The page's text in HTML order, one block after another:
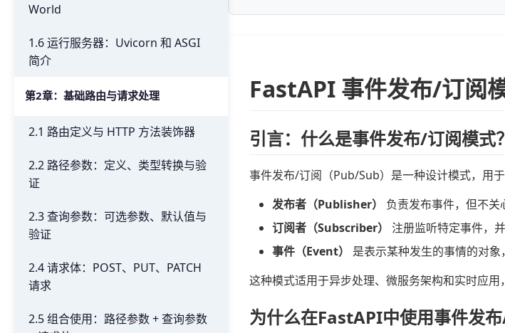
World
1.6 运行服务器：Uvicorn 和 ASGI
简介
第2章：基础路由与请求处理
2.1 路由定义与 HTTP 方法装饰器
2.2 路径参数：定义、类型转换与验
证
2.3 查询参数：可选参数、默认值与
验证
2.4 请求体：POST、PUT、PATCH
请求
2.5 组合使用：路径参数 + 查询参数
FastAPI 事件发布/订阅
引言：什么是事件发布/订阅模式？
事件发布/订阅（Pub/Sub）是一种设计模式，用
发布者（Publisher）
负责发布事件，但不关
订阅者（Subscriber）
注册监听特定事件，
事件（Event）
是表示某种发生的事情的对象
这种模式适用于异步处理、微服务架构和实时应用
为什么在FastAPI中使用事件发布